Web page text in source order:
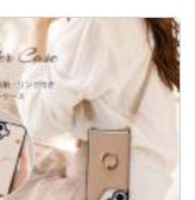
マックス エアー
いい おしゃれ 大
リア クリア 透